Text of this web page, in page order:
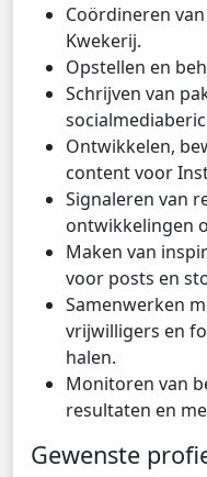
Coördineren
Kwekerij.
Opstellen en
Schrijven van
Ontwikkelen,
content voor
Signaleren van
ontwikkelingen
Maken van
voor posts en
Samenwerken
vrijwilligers en
halen.
Monitoren van
resultaten en
Gewenste